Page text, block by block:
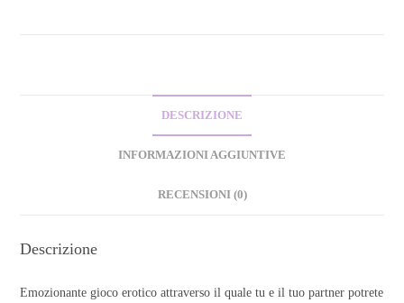
DESCRIZIONE
INFORMAZIONI AGGIUNTIVE
RECENSIONI (0)
Descrizione
Emozionante gioco erotico attraverso il quale tu e il tuo partner potrete